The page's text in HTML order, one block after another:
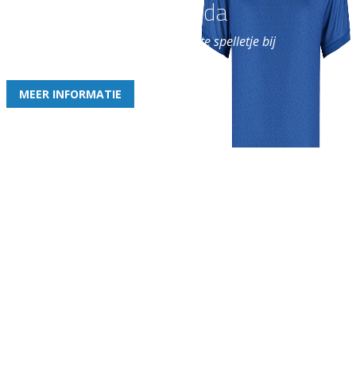
Word nu lid van Rohda
en geniet iedere week van het leukste spelletje bij
MEER INFORMATIE